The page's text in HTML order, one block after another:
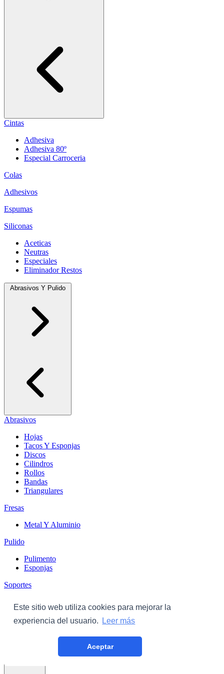
Este sitio web utiliza cookies para mejorar la
experiencia del usuario.
Leer más
Aceptar
Cintas
Adhesiva
Adhesiva 80º
Especial Carroceria
Colas
Adhesivos
Espumas
Siliconas
Aceticas
Neutras
Especiales
Eliminador Restos
Abrasivos Y Pulido
Abrasivos
Hojas
Tacos Y Esponjas
Discos
Cilindros
Rollos
Bandas
Triangulares
Fresas
Metal Y Aluminio
Pulido
Pulimento
Esponjas
Soportes
Triangulares